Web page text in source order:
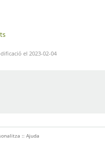
el 2023-02-04
::Ajuda